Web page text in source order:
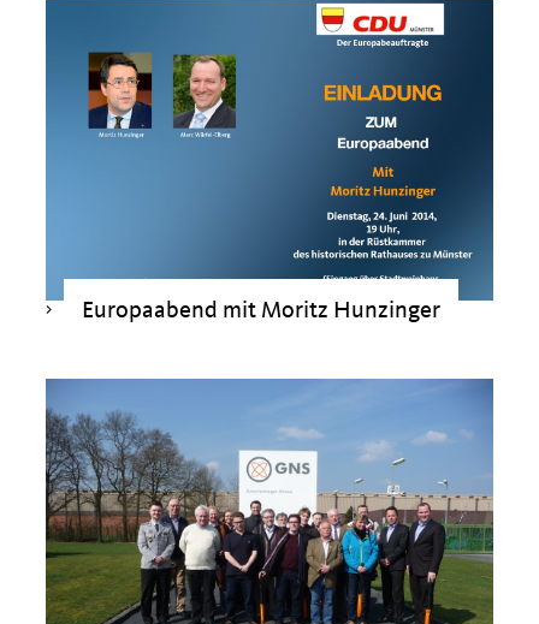
Europaabend mit Moritz Hunzinger
>